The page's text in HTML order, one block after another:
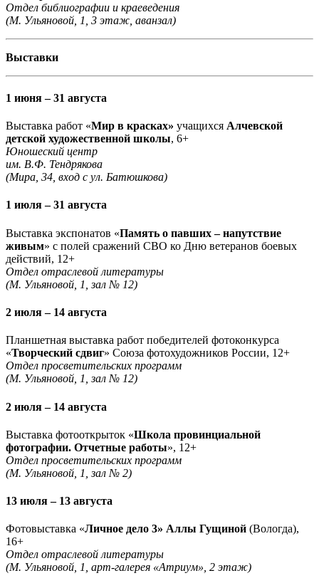
Отдел библиографии и краеведения
(М. Ульяновой, 1, 3 этаж, аванзал)
Выставки
1 июня – 31 августа
Выставка работ «Мир в красках» учащихся Алчевской
детской художественной школы, 6+
Юношеский центр
им. В.Ф. Тендрякова
(Мира, 34, вход с ул. Батюшкова)
1 июля – 31 августа
Выставка экспонатов «Память о павших – напутствие
живым» с полей сражений СВО ко Дню ветеранов боевых
действий, 12+
Отдел отраслевой литературы
(М. Ульяновой, 1, зал № 12)
2 июля – 14 августа
Планшетная выставка работ победителей фотоконкурса
«Творческий сдвиг» Союза фотохудожников России, 12+
Отдел просветительских программ
(М. Ульяновой, 1, зал № 12)
2 июля – 14 августа
Выставка фотооткрыток «Школа провинциальной
фотографии. Отчетные работы», 12+
Отдел просветительских программ
(М. Ульяновой, 1, зал № 2)
13 июля – 13 августа
Фотовыставка «Личное дело 3» Аллы Гущиной (Вологда),
16+
Отдел отраслевой литературы
(М. Ульяновой, 1, арт-галерея «Атриум», 2 этаж)